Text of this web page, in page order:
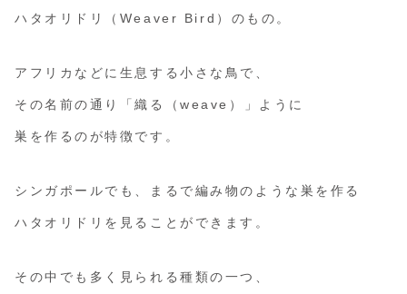
ハタオリドリ（Weaver Bird）のもの。
アフリカなどに生息する小さな鳥で、
その名前の通り「織る（weave）」ように
巣を作るのが特徴です。
シンガポールでも、まるで編み物のような巣を作る
ハタオリドリを見ることができます。
その中でも多く見られる種類の一つ、